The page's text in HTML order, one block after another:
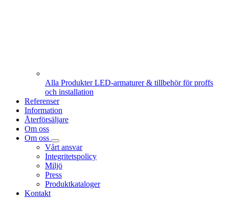
Alla Produkter LED-armaturer & tillbehör för proffs
och installation
Referenser
Information
Återförsäljare
Om oss
Om oss
Vårt ansvar
Integritetspolicy
Miljö
Press
Produktkataloger
Kontakt